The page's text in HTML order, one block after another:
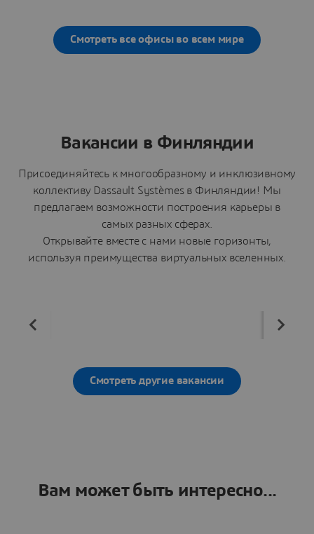
Смотреть все офисы во всем мире
Вакансии в Финляндии
Присоединяйтесь к многообразному и инклюзивному
коллективу Dassault Systèmes в Финляндии! Мы
предлагаем возможности построения карьеры в
самых разных сферах.
Открывайте вместе с нами новые горизонты,
используя преимущества виртуальных вселенных.
Смотреть другие вакансии
Вам может быть интересно...